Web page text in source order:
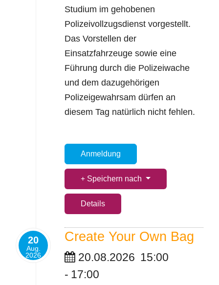
Studium im gehobenen
Polizeivollzugsdienst vorgestellt.
Das Vorstellen der
Einsatzfahrzeuge sowie eine
Führung durch die Polizeiwache
und dem dazugehörigen
Polizeigewahrsam dürfen an
diesem Tag natürlich nicht fehlen.
Anmeldung
Speichern nach
Details
20
Aug.
2026
Create Your Own Bag
20.08.2026 15:00
- 17:00